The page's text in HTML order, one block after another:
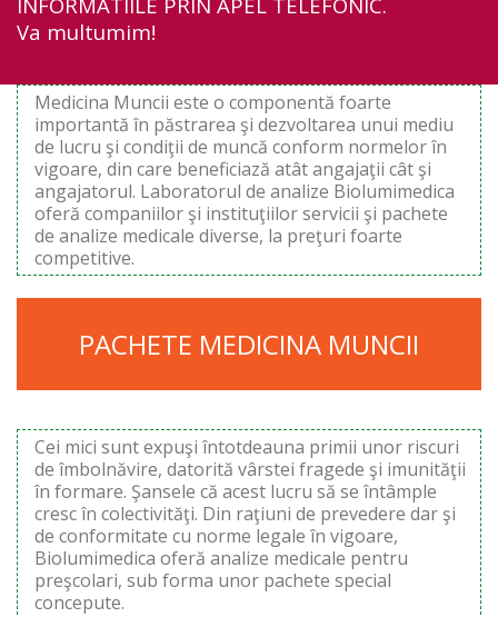
Va multumim!
Medicina Muncii este o componentă foarte
importantă în păstrarea şi dezvoltarea unui mediu
de lucru şi condiţii de muncă conform normelor în
vigoare, din care beneficiază atât angajaţii cât şi
angajatorul. Laboratorul de analize Biolumimedica
oferă companiilor şi instituţiilor servicii şi pachete
de analize medicale diverse, la preţuri foarte
competitive.
PACHETE MEDICINA MUNCII
Cei mici sunt expuşi întotdeauna primii unor riscuri
de îmbolnăvire, datorită vârstei fragede şi imunităţii
în formare. Şansele că acest lucru să se întâmple
cresc în colectivităţi. Din raţiuni de prevedere dar şi
de conformitate cu norme legale în vigoare,
Biolumimedica oferă analize medicale pentru
preşcolari, sub forma unor pachete special
concepute.